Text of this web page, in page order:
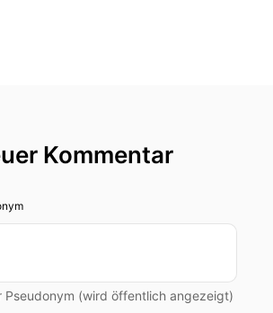
Kommentar
Pseudonym (wird öffentlich angezeigt)